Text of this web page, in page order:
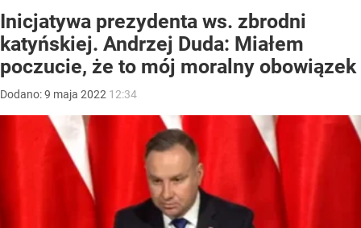
Inicjatywa prezydenta ws. zbrodni
katyńskiej. Andrzej Duda: Miałem
poczucie, że to mój moralny obowiązek
Dodano:9 maja 2022 12:34